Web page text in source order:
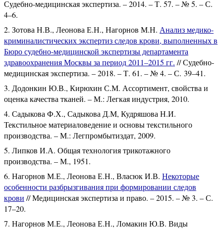
Судебно-медицинская экспертиза. – 2014. – Т. 57. – № 5. – С.
4–6.
Зотова Н.В., Леонова Е.Н., Нагорнов М.Н. Анализ медико-
криминалистических экспертиз следов крови, выполненных в
Бюро судебно-медицинской экспертизы департамента
здравоохранения Москвы за период 2011–2015 гг. // Судебно-
медицинская экспертиза. – 2018. – Т. 61. – № 4. – С. 39–41.
Додонкин Ю.В., Кирюхин С.М. Ассортимент, свойства и
оценка качества тканей. – М.: Легкая индустрия, 2010.
Садыкова Ф.Х., Садыкова Д.М, Кудряшова Н.И.
Текстильное материаловедение и основы текстильного
производства. – М.: Легпромбытиздат, 2009.
Липков И.А. Общая технология трикотажного
производства. – М., 1951.
Нагорнов М.Е., Леонова Е.Н., Власюк И.В. Некоторые
особенности разбрызгивания при формировании следов
крови // Медицинская экспертиза и право. – 2015. – № 3. – С.
17–20.
Нагорнов М.Е., Леонова Е.Н., Ломакин Ю.В. Виды